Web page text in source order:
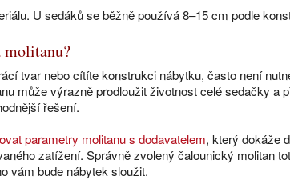
U sedáků se běžně používá 8–15 cm podle
tvar nebo cítíte konstrukci nábytku, často není
může výrazně prodloužit životnost celé sedačky a
řešení.
parametry molitanu s dodavatelem, který dokáže
zatížení. Správně zvolený čalounický molitan
vám bude nábytek sloužit.